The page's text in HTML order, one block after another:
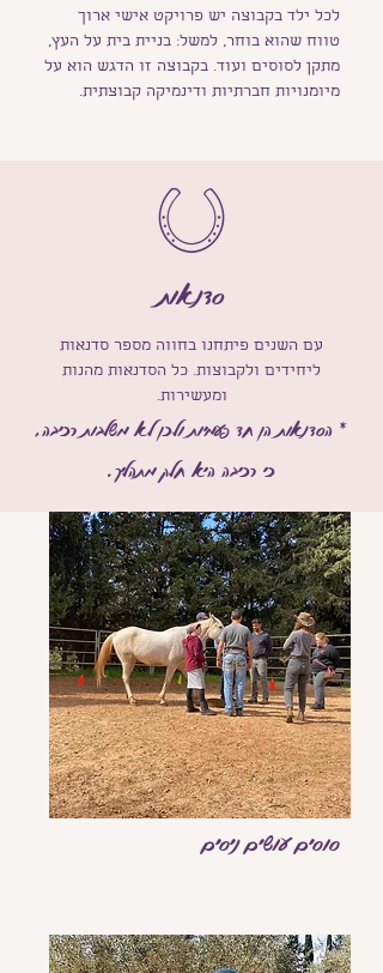
לכל ילד בקבוצה יש פרויקט אישי ארוך
טווח שהוא בוחר, למשל: בניית בית על העץ,
מתקן לסוסים ועוד. בקבוצה זו הדגש הוא על
מיומנויות חברתיות ודינמיקה קבוצתית.
סדנאות
עם השנים פיתחנו בחווה מספר סדנאות
ליחידים ולקבוצות. כל הסדנאות מהנות
ומעשירות.
* הסדנאות הן חד פעמיות ולכן לא משלבות רכיבה,
כי רכיבה היא חלק מתהליך.
סוסים עושים ניסים